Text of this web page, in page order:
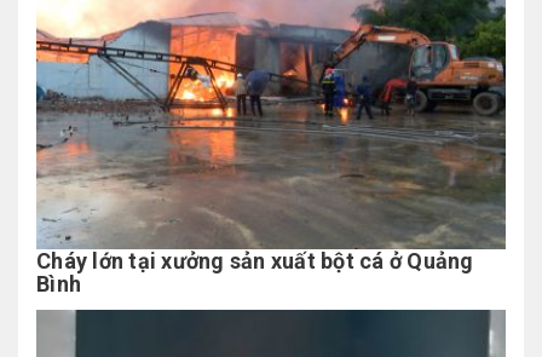
Cháy lớn tại xưởng sản xuất bột cá ở Quảng
Bình